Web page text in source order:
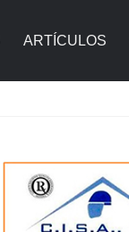
ARTÍCULOS